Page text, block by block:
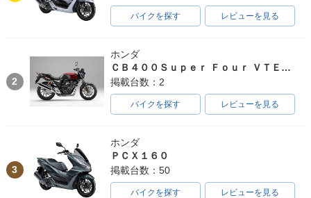
バイクを探す レビューを見る
2
ホンダ
ＣＢ４００Ｓｕｐｅｒ Ｆｏｕｒ ＶＴＥＣ ＳＰＥＣ３
掲載台数：2
バイクを探す レビューを見る
3
ホンダ
ＰＣＸ１６０
掲載台数：50
バイクを探す レビューを見る